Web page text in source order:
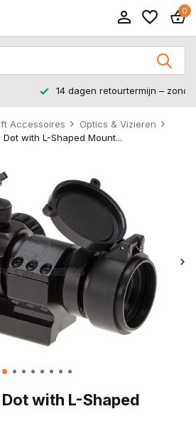
0
– zonder gedoe, zonder stress.
Accessoires
Optics & Vizieren
Dot with L-Shaped Mount...
with L-Shaped